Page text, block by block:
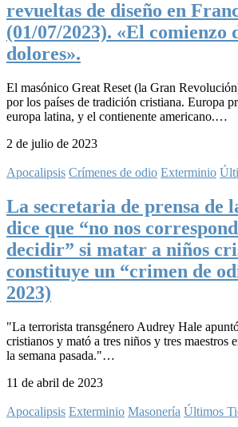
revueltas de diseño en
(01/07/2023). «El comienzo
dolores».
El masónico Great Reset (la Gran
por los países de tradición cristiana. Europa
europa latina, y el contienente americano.…
2 de julio de 2023
Apocalipsis Crímenes de odio Exterminio
La secretaria de prensa de
dice que “no nos
decidir” si matar a niños
constituye un “crimen de
2023)
"La terrorista transgénero Audrey Hale
cristianos y mató a tres niños y tres maestros
la semana pasada."…
11 de abril de 2023
Apocalipsis Exterminio Masonería Últimos